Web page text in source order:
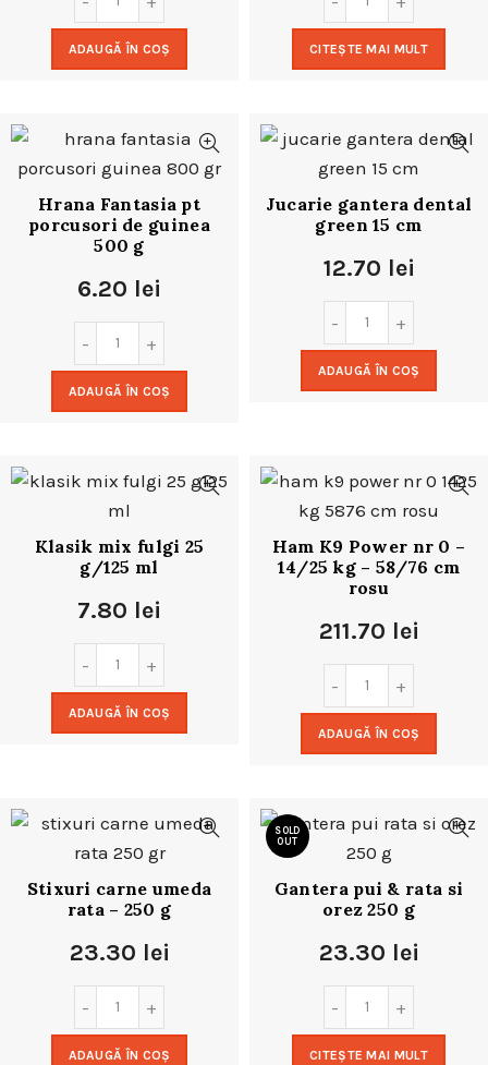
ADAUGĂ ÎN COȘ CITEȘTE MAI MULT
Hrana Fantasia pt
porcusori de guinea
500 g
6.20 lei
ADAUGĂ ÎN COȘ
Jucarie gantera dental
green 15 cm
12.70 lei
ADAUGĂ ÎN COȘ
Klasik mix fulgi 25
g/125 ml
7.80 lei
ADAUGĂ ÎN COȘ
Ham K9 Power nr 0 –
14/25 kg – 58/76 cm
rosu
211.70 lei
ADAUGĂ ÎN COȘ
Stixuri carne umeda
rata – 250 g
23.30 lei
ADAUGĂ ÎN COȘ
SOLD
OUT
Gantera pui & rata si
orez 250 g
23.30 lei
CITEȘTE MAI MULT